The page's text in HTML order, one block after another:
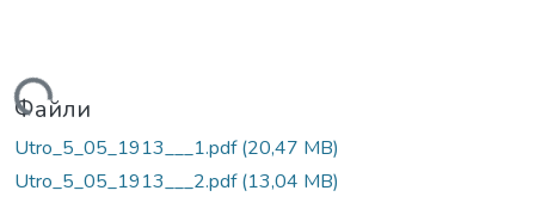
Файли
Utro_5_05_1913___1.pdf(20,47 MB)
Utro_5_05_1913___2.pdf(13,04 MB)